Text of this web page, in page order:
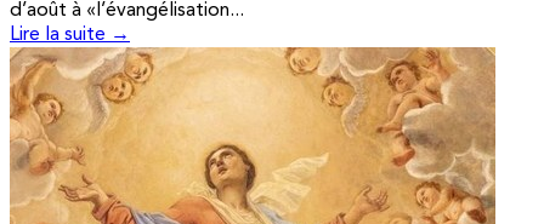
d’août à «l’évangélisation...
Lire la suite →